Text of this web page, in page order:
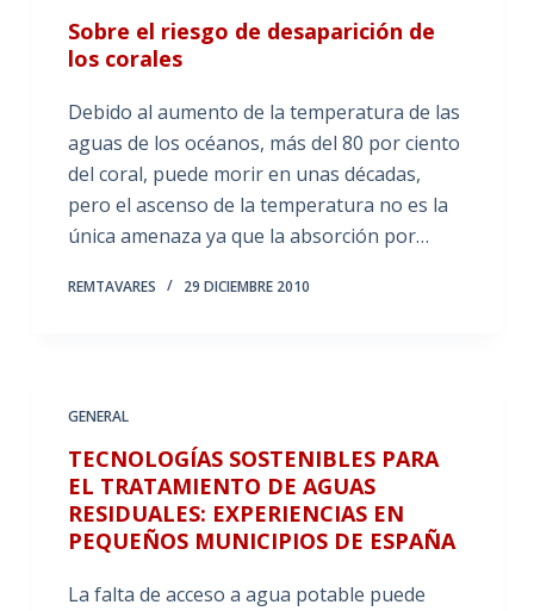
Sobre el riesgo de desaparición de
los corales
Debido al aumento de la temperatura de las
aguas de los océanos, más del 80 por ciento
del coral, puede morir en unas décadas,
pero el ascenso de la temperatura no es la
única amenaza ya que la absorción por…
REMTAVARES 29 DICIEMBRE 2010
GENERAL
TECNOLOGÍAS SOSTENIBLES PARA
EL TRATAMIENTO DE AGUAS
RESIDUALES: EXPERIENCIAS EN
PEQUEÑOS MUNICIPIOS DE ESPAÑA
La falta de acceso a agua potable puede